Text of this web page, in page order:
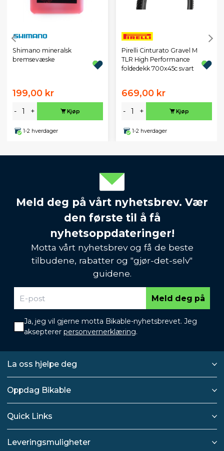
Shimano mineralsk
bremsevæske
199,00 kr
- + Kjøp
1-2 hverdager
Pirelli Cinturato Gravel M
TLR High Performance
foldedekk 700x45c svart
669,00 kr
- + Kjøp
1-2 hverdager
Meld deg på vårt nyhetsbrev. Vær
den første til å få
nyhetsoppdateringer!
Motta vårt nyhetsbrev og få de beste
tilbudene, rabatter og "gjør-det-selv"
guidene.
Meld deg på
Ja, jeg vil gjerne motta Bikable-nyhetsbrevet. Jeg
aksepterer personvernerklæring.
La oss hjelpe deg
Oppdag Bikable
Quick Links
Leveringsmuligheter